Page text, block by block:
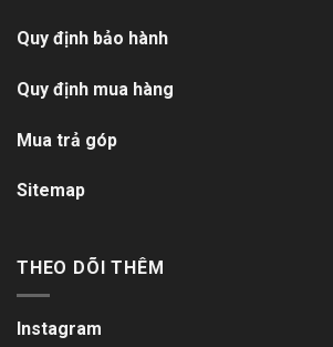
Quy định bảo hành
Quy định mua hàng
Mua trả góp
Sitemap
THEO DÕI THÊM
Instagram